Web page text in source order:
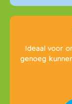
Ideaal voor
genoeg